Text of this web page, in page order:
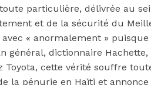
particulière, délivrée au
et de la sécurité du
« anormalement »
dictionnaire
cette vérité souffre
la pénurie en Haïti et